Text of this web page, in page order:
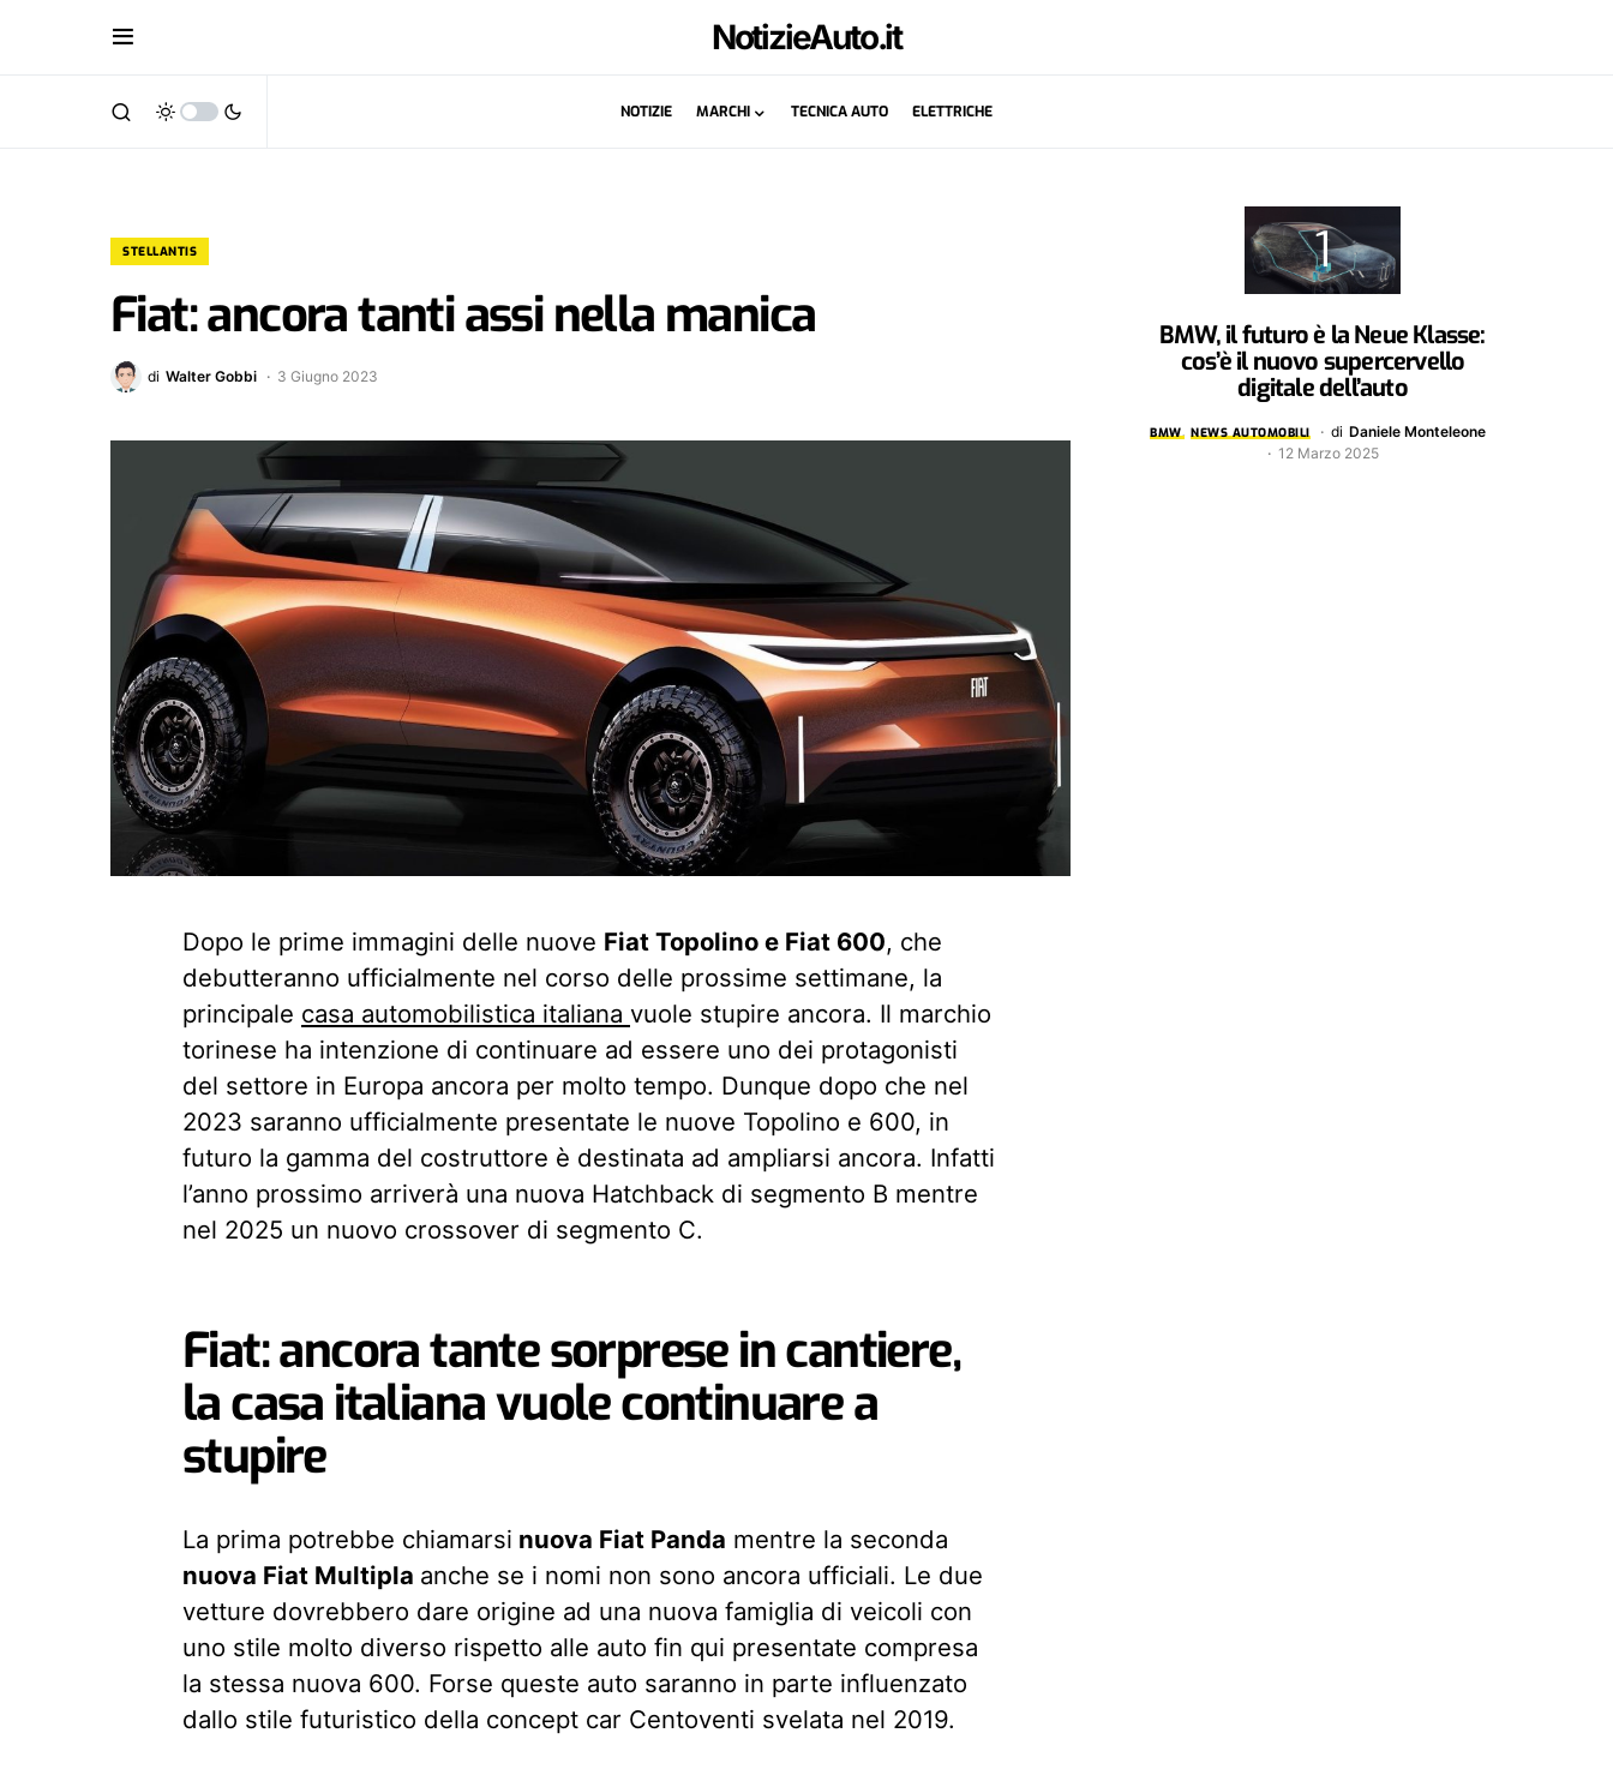
NotizieAuto.it
NOTIZIE MARCHI TECNICA AUTO ELETTRICHE
STELLANTIS
Fiat: ancora tanti assi nella manica
di Walter Gobbi 3 Giugno 2023
Dopo le prime immagini delle nuove Fiat Topolino e Fiat 600, che
debutteranno ufficialmente nel corso delle prossime settimane, la
principale casa automobilistica italiana vuole stupire ancora. Il marchio
torinese ha intenzione di continuare ad essere uno dei protagonisti
del settore in Europa ancora per molto tempo. Dunque dopo che nel
2023 saranno ufficialmente presentate le nuove Topolino e 600, in
futuro la gamma del costruttore è destinata ad ampliarsi ancora. Infatti
l’anno prossimo arriverà una nuova Hatchback di segmento B mentre
nel 2025 un nuovo crossover di segmento C.
Fiat: ancora tante sorprese in cantiere,
la casa italiana vuole continuare a
stupire
La prima potrebbe chiamarsi nuova Fiat Panda mentre la seconda
nuova Fiat Multipla anche se i nomi non sono ancora ufficiali. Le due
vetture dovrebbero dare origine ad una nuova famiglia di veicoli con
uno stile molto diverso rispetto alle auto fin qui presentate compresa
la stessa nuova 600. Forse queste auto saranno in parte influenzato
dallo stile futuristico della concept car Centoventi svelata nel 2019.
BMW, il futuro è la Neue Klasse:
cos’è il nuovo supercervello
digitale dell’auto
BMW NEWS AUTOMOBILI di Daniele Monteleone
12 Marzo 2025